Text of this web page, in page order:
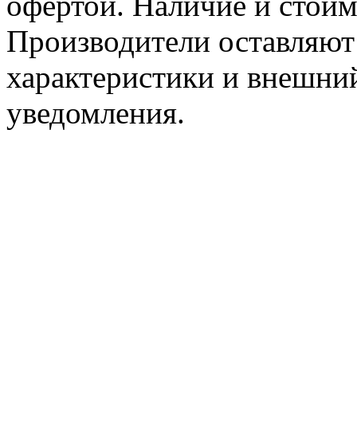
Производители
характеристики и
уведомления.